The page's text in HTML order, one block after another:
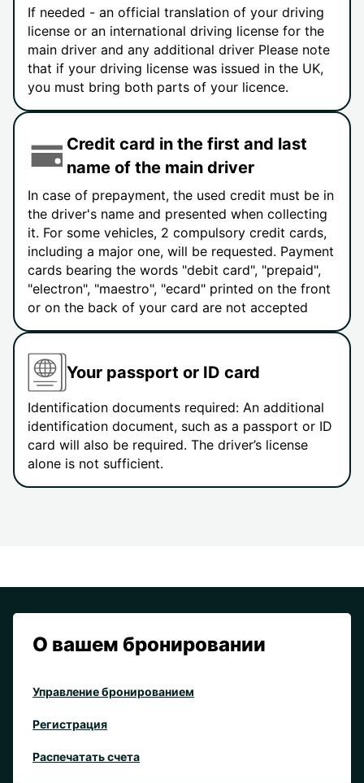
If needed - an official translation of your driving
license or an international driving license for the
main driver and any additional driver Please note
that if your driving license was issued in the UK,
you must bring both parts of your licence.
Credit card in the first and last
name of the main driver
In case of prepayment, the used credit must be in
the driver's name and presented when collecting
it. For some vehicles, 2 compulsory credit cards,
including a major one, will be requested. Payment
cards bearing the words "debit card", "prepaid",
"electron", "maestro", "ecard" printed on the front
or on the back of your card are not accepted
Your passport or ID card
Identification documents required: An additional
identification document, such as a passport or ID
card will also be required. The driver’s license
alone is not sufficient.
О вашем бронировании
Управление бронированием
Регистрация
Распечатать счета